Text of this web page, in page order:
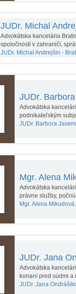
JUDr. Michal
Advokátska kancelária
spoločností v zahraničí,
JUDr. Michal Andrejšin -
JUDr.
Advokátska
podnikateľským
JUDr. Barbora
Mgr. Alena
Advokátska
právne služby,
Mgr. Alena
JUDr. Jana
Advokátska
konaní pred súdmi
JUDr. Jana